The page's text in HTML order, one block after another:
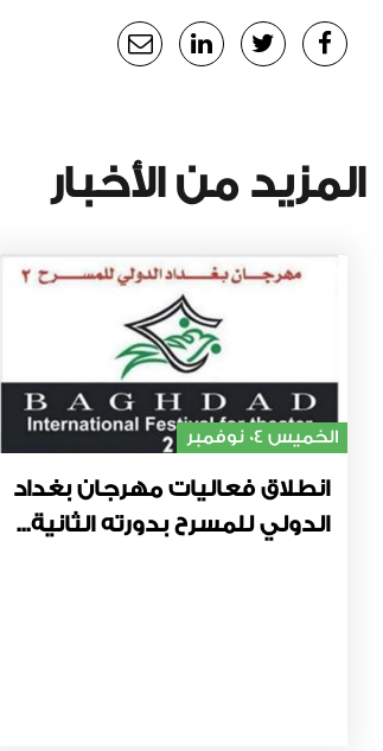
المزيد من الأخبار
الخميس 04 نوفمبر
انطلاق فعاليات مهرجان بغداد
الدولي للمسرح بدورته الثانية...